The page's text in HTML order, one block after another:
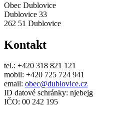
Obec Dublovice
Dublovice 33
262 51 Dublovice
Kontakt
tel.: +420 318 821 121
mobil: +420 725 724 941
email: obec@dublovice.cz
ID datové schránky: njebejg
IČO: 00 242 195